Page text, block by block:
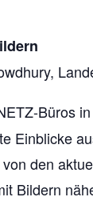
Büros
Einblicke
den
Bildern